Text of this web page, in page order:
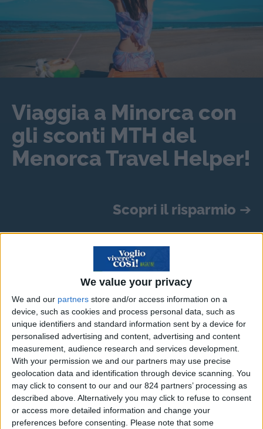
We value your privacy
We and our partners store and/or access information on a
device, such as cookies and process personal data, such as
unique identifiers and standard information sent by a device for
personalised advertising and content, advertising and content
measurement, audience research and services development.
With your permission we and our partners may use precise
geolocation data and identification through device scanning. You
may click to consent to our and our 824 partners’ processing as
described above. Alternatively you may click to refuse to consent
or access more detailed information and change your
preferences before consenting.
Please note that some
Viaggia a Minorca con
gli sconti MTH del
Menorca Travel Helper!
Scopri il risparmio ➔
Il diamante nero di
Copenhagen
Il diamante, gioiello per eccellenza, da sempre
legato ai codici universali del lusso, del denaro e
della forza (per essere la pietra preziosa più dura
al mondo), del potere, ma anche della bellezza,
della luce.
“I diamanti – cantava Marilyn Monroe – sono i
migliori amici delle donne”, e non c’è nella storia